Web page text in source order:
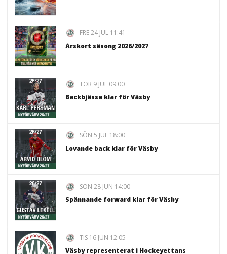
FRE 24 JUL 11:41
Årskort säsong 2026/2027
TOR 9 JUL 09:00
Backbjässe klar för Väsby
SÖN 5 JUL 18:00
Lovande back klar för Väsby
SÖN 28 JUN 14:00
Spännande forward klar för Väsby
TIS 16 JUN 12:05
Väsby representerat i Hockeyettans